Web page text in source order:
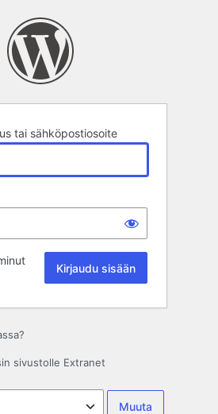
tai sähköpostiosoite
sivustolle Extranet